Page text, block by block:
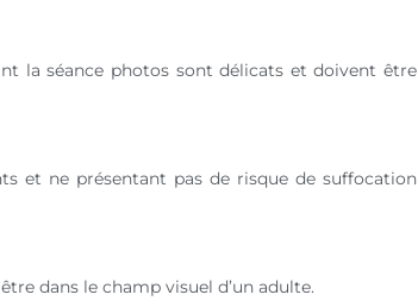
la séance photos sont délicats et doivent être
et ne présentant pas de risque de suffocation
dans le champ visuel d’un adulte.